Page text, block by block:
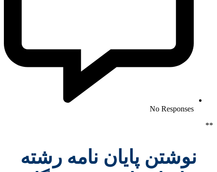
No Responses
**
نوشتن پایان نامه رشته